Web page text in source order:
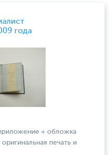
года
+ обложка
печать и